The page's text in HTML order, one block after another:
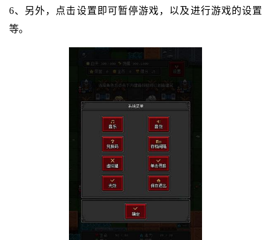
6、另外，点击设置即可暂停游戏，以及进行游戏的设置
等。